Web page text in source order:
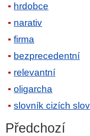
hrdobce
narativ
firma
bezprecedentní
relevantní
oligarcha
slovník cizích slov
Předchozí